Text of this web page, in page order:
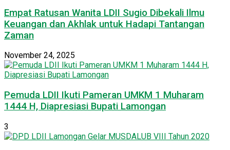
Empat Ratusan Wanita LDII Sugio Dibekali Ilmu
Keuangan dan Akhlak untuk Hadapi Tantangan
Zaman
November 24, 2025
Pemuda LDII Ikuti Pameran UMKM 1 Muharam
1444 H, Diapresiasi Bupati Lamongan
3